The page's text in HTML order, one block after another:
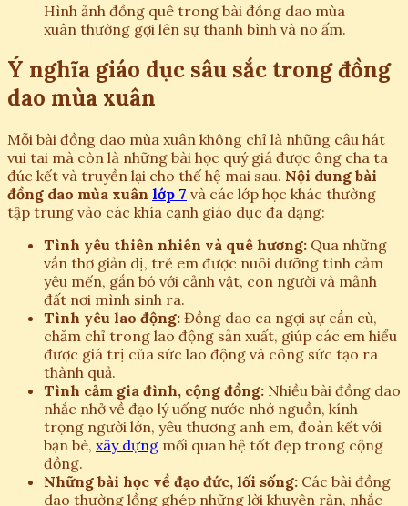
Hình ảnh đồng quê trong bài đồng dao mùa
xuân thường gợi lên sự thanh bình và no ấm.
Ý nghĩa giáo dục sâu sắc trong đồng
dao mùa xuân
Mỗi bài đồng dao mùa xuân không chỉ là những câu hát
vui tai mà còn là những bài học quý giá được ông cha ta
đúc kết và truyền lại cho thế hệ mai sau. Nội dung bài
đồng dao mùa xuân lớp 7 và các lớp học khác thường
tập trung vào các khía cạnh giáo dục đa dạng:
Tình yêu thiên nhiên và quê hương: Qua những
vần thơ giản dị, trẻ em được nuôi dưỡng tình cảm
yêu mến, gắn bó với cảnh vật, con người và mảnh
đất nơi mình sinh ra.
Tình yêu lao động: Đồng dao ca ngợi sự cần cù,
chăm chỉ trong lao động sản xuất, giúp các em hiểu
được giá trị của sức lao động và công sức tạo ra
thành quả.
Tình cảm gia đình, cộng đồng: Nhiều bài đồng dao
nhắc nhở về đạo lý uống nước nhớ nguồn, kính
trọng người lớn, yêu thương anh em, đoàn kết với
bạn bè, xây dựng mối quan hệ tốt đẹp trong cộng
đồng.
Những bài học về đạo đức, lối sống: Các bài đồng
dao thường lồng ghép những lời khuyên răn, nhắc